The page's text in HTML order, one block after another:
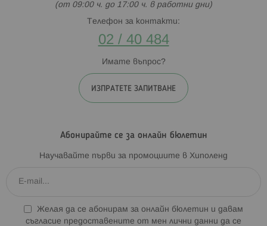
(от 09:00 ч. до 17:00 ч. в работни дни)
Телефон за контакти:
02 / 40 484
Имате въпрос?
ИЗПРАТЕТЕ ЗАПИТВАНЕ
Абонирайте се за онлайн бюлетин
Научавайте първи за промоциите в Хиполенд
Желая да се абонирам за онлайн бюлетин и давам
съгласие предоставените от мен лични данни да се